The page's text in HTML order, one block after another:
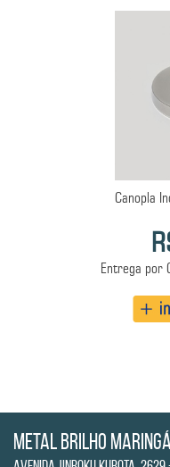
Canopla
Entrega por
Metal Brilho Maringá